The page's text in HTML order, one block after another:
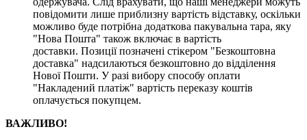
повідомити лише приблизну вартість відставку, оскільки
можливо буде потрібна додаткова пакувальна тара, яку
"Нова Пошта" також включає в вартість
доставки. Позиції позначені стікером "Безкоштовна
доставка" надсилаються безкоштовно до відділення
Нової Пошти. У разі вибору способу оплати
"Накладений платіж" вартість переказу коштів
оплачується покупцем.
ВАЖЛИВО!